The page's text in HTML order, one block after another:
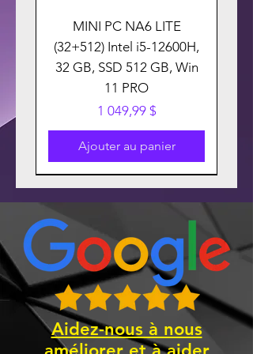
MINI PC NA6 LITE
(32+512) Intel i5-12600H,
32 GB, SSD 512 GB, Win
11 PRO
Prix
1 049,99 $
Ajouter au panier
Aidez-nous à nous